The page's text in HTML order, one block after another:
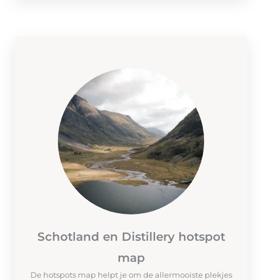
Schotland en Distillery hotspot
map
De hotspots map helpt je om de allermooiste plekjes